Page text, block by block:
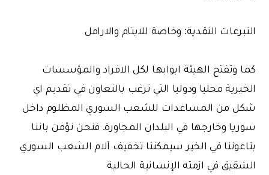
التبرعات النقدية: وخاصة للايتام والارامل
كما وتفتح الهيئة ابوابها لكل الافراد والمؤسسات
الخيرية محليا ودوليا التي ترغب بالتعاون في تقديم اي
شكل من المساعدات للشعب السوري المظلوم داخل
سوريا وخارجها في البلدان المجاورة. فنحن نؤمن باننا
بتاعوننا في الخير سيمكننا تخفيف آلام الشعب السوري
الشقيق في ازمته الإنسانية الحالية